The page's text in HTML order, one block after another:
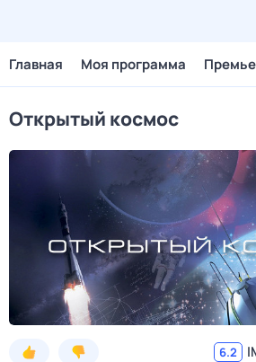
Главная Моя программа
Открытый космос
6.2